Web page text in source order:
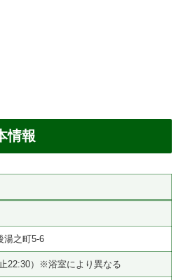
情報
湯之町5-6
22:30）※浴室により異なる